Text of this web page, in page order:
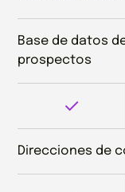
Base de datos
prospectos
Direcciones de